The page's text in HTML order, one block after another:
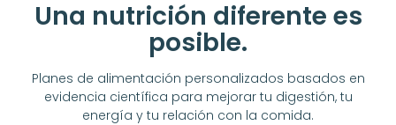
Una nutrición diferente es
posible.
Planes de alimentación personalizados basados en
evidencia científica para mejorar tu digestión, tu
energía y tu relación con la comida.